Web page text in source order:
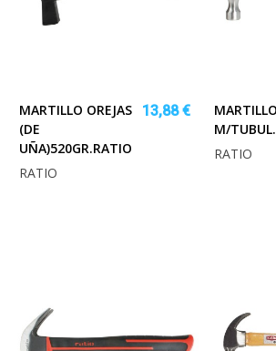
MARTILLO OREJAS
(DE
UÑA)520GR.RATIO
13,88 €
RATIO
M/
RATIO